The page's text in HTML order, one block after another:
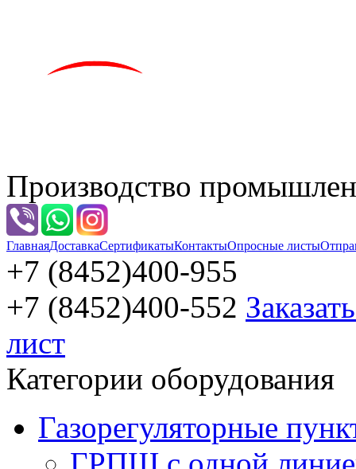
Производство
ГлавнаяДоставкаСертификатыКонтактыОпросные листы
+7 (8452)400-955
+7 (8452)400-552
лист
Категории оборудования
Газорегуляторные